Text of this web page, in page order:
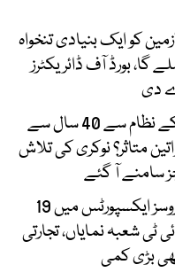
کو ایک بنیادی تنخواہ
گا، بورڈ آف ڈائریکٹرز
دی
اے آئی بھرتی کے نظام سے 40 سال سے
متاثر؟ نوکری کی تلاش
سامنے آ گئے
پاکستان کی سروسز ایکسپورٹس میں 19
ٹی شعبہ نمایاں، تجارتی
بڑی کمی